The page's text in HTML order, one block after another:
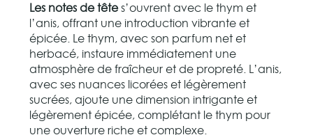
Les notes de têtes’ouvrent avec le thym et
l’anis, offrant une introduction vibrante et
épicée. Le thym, avec son parfum net et
herbacé, instaure immédiatement une
atmosphère de fraîcheur et de propreté. L’anis,
avec ses nuances licorées et légèrement
sucrées, ajoute une dimension intrigante et
légèrement épicée, complétant le thym pour
une ouverture riche et complexe.